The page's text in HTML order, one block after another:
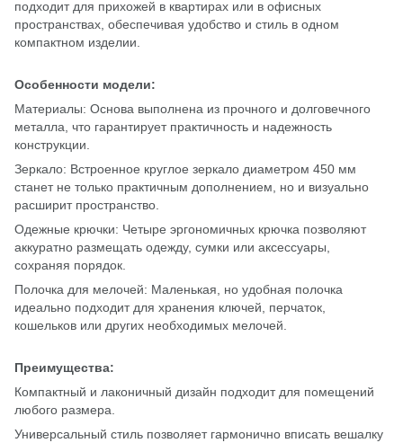
подходит для прихожей в квартирах или в офисных
пространствах, обеспечивая удобство и стиль в одном
компактном изделии.
Особенности модели:
Материалы: Основа выполнена из прочного и долговечного
металла, что гарантирует практичность и надежность
конструкции.
Зеркало: Встроенное круглое зеркало диаметром 450 мм
станет не только практичным дополнением, но и визуально
расширит пространство.
Одежные крючки: Четыре эргономичных крючка позволяют
аккуратно размещать одежду, сумки или аксессуары,
сохраняя порядок.
Полочка для мелочей: Маленькая, но удобная полочка
идеально подходит для хранения ключей, перчаток,
кошельков или других необходимых мелочей.
Преимущества:
Компактный и лаконичный дизайн подходит для помещений
любого размера.
Универсальный стиль позволяет гармонично вписать вешалку